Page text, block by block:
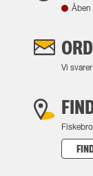
Åben
Vi